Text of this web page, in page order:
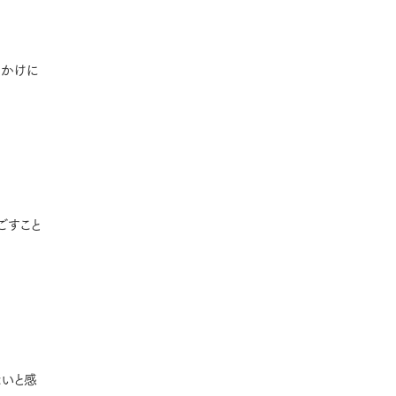
けに
すこと
と感